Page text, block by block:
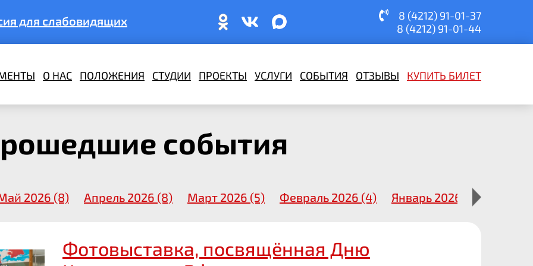
для слабовидящих
8 (4212) 91-01-37
8 (4212) 91-01-44
О НАС ПОЛОЖЕНИЯ СТУДИИ ПРОЕКТЫ УСЛУГИ СОБЫТИЯ ОТЗЫВЫ КУПИТЬ БИЛЕТ
события
2026 (8) Апрель 2026 (8) Март 2026 (5) Февраль 2026 (4) Январь 2026 (7)
Фотовыставка, посвящённая Дню